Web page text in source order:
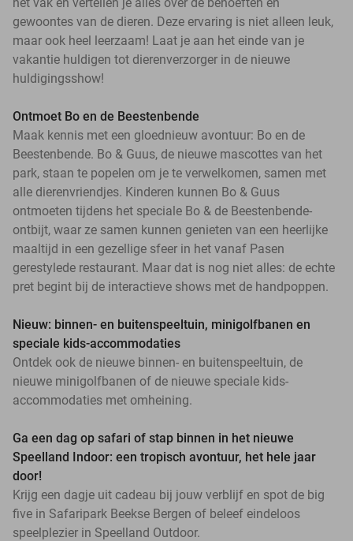
gewoontes van de dieren. Deze ervaring is niet alleen leuk,
maar ook heel leerzaam! Laat je aan het einde van je
vakantie huldigen tot dierenverzorger in de nieuwe
huldigingsshow!
Ontmoet Bo en de Beestenbende
Maak kennis met een gloednieuw avontuur: Bo en de
Beestenbende. Bo & Guus, de nieuwe mascottes van het
park, staan te popelen om je te verwelkomen, samen met
alle dierenvriendjes. Kinderen kunnen Bo & Guus
ontmoeten tijdens het speciale Bo & de Beestenbende-
ontbijt, waar ze samen kunnen genieten van een heerlijke
maaltijd in een gezellige sfeer in het vanaf Pasen
gerestylede restaurant. Maar dat is nog niet alles: de echte
pret begint bij de interactieve shows met de handpoppen.
Nieuw: binnen- en buitenspeeltuin, minigolfbanen en
speciale kids-accommodaties
Ontdek ook de nieuwe binnen- en buitenspeeltuin, de
nieuwe minigolfbanen of de nieuwe speciale kids-
accommodaties met omheining.
Ga een dag op safari of stap binnen in het nieuwe
Speelland Indoor: een tropisch avontuur, het hele jaar
door!
Krijg een dagje uit cadeau bij jouw verblijf en spot de big
five in Safaripark Beekse Bergen of beleef eindeloos
speelplezier in Speelland Outdoor.